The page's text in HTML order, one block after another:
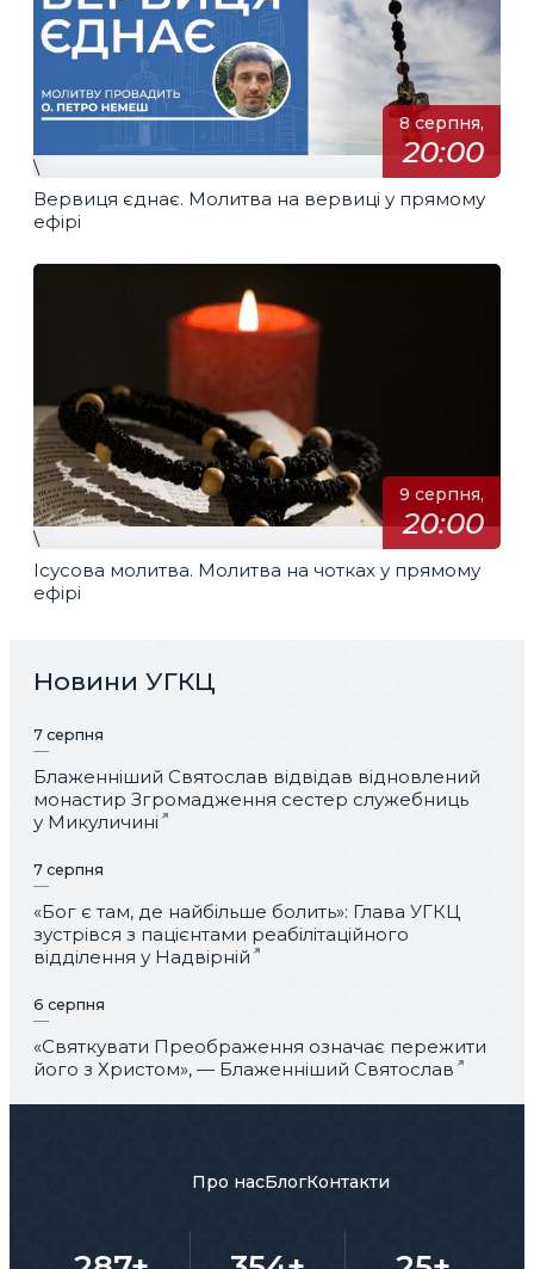
8 серпня,
20:00
\
Вервиця єднає. Молитва на вервиці у прямому
ефірі
9 серпня,
20:00
\
Ісусова молитва. Молитва на чотках у прямому
ефірі
Новини УГКЦ
7 серпня
Блаженніший Святослав відвідав відновлений
монастир Згромадження сестер служебниць
у Микуличині
7 серпня
«Бог є там, де найбільше болить»: Глава УГКЦ
зустрівся з пацієнтами реабілітаційного
відділення у Надвірній
6 серпня
«Святкувати Преображення означає пережити
його з Христом», — Блаженніший Святослав
Про насБлогКонтакти